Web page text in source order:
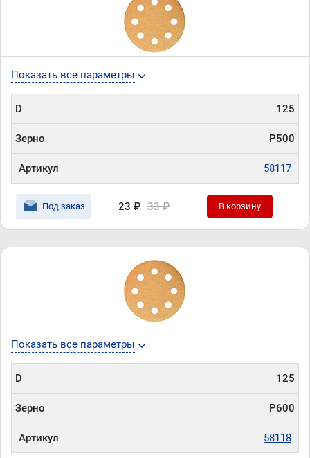
Показать все параметры
D 125
Зерно P500
Артикул 58117
Под заказ 23 ₽ 33 ₽ В корзину
Показать все параметры
D 125
Зерно P600
Артикул 58118